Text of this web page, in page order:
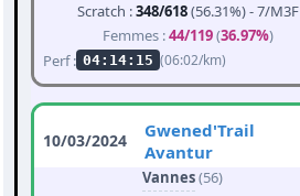
Scratch :348/618(56.31%) - 7/M3F
Femmes :44/119(36.97%)
Perf : 04:14:15 (06:02/km)
10/03/2024
Gwened'Trail
Avantur
Vannes(56)